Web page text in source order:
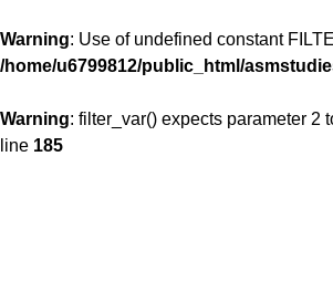
Warning: Use of undefined constant
/home/u6799812/public_html/
Warning: filter_var() expects parameter 2
line 185